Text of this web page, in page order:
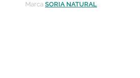
Marca SORIA NATURAL